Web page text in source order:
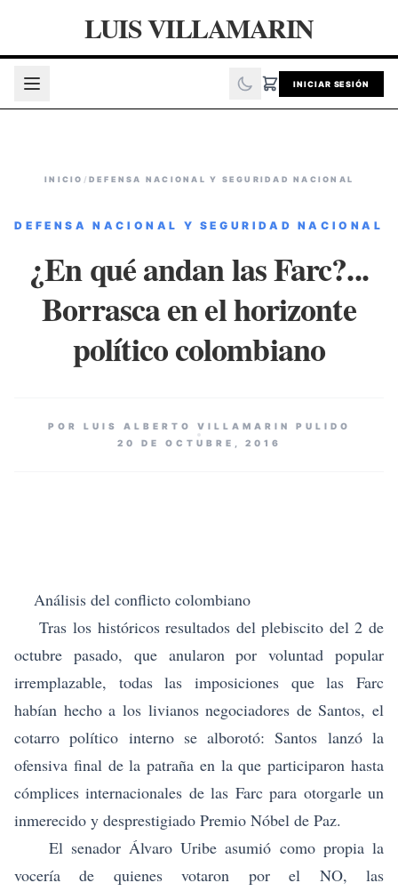
LUIS VILLAMARIN
INICIAR SESIÓN
INICIO / DEFENSA NACIONAL Y SEGURIDAD NACIONAL
DEFENSA NACIONAL Y SEGURIDAD NACIONAL
¿En qué andan las Farc?...
Borrasca en el horizonte
político colombiano
POR LUIS ALBERTO VILLAMARIN PULIDO
20 DE OCTUBRE, 2016
Análisis del conflicto colombiano
Tras los históricos resultados del plebiscito del 2 de
octubre pasado, que anularon por voluntad popular
irremplazable, todas las imposiciones que las Farc
habían hecho a los livianos negociadores de Santos, el
cotarro político interno se alborotó: Santos lanzó la
ofensiva final de la patraña en la que participaron hasta
cómplices internacionales de las Farc para otorgarle un
inmerecido y desprestigiado Premio Nóbel de Paz.
El senador Álvaro Uribe asumió como propia la
vocería de quienes votaron por el NO, las